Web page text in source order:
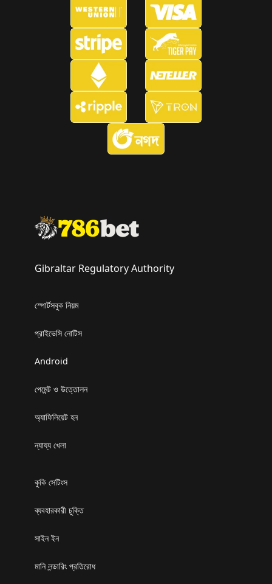
Gibraltar Regulatory Authority
স্পোর্টসবুক নিয়ম
প্রাইভেসি নোটিস
Android
পেমেন্ট ও উত্তোলন
অ্যাফিলিয়েট হন
ন্যায্য খেলা
কুকি সেটিংস
ব্যবহারকারী চুক্তি
সাইন ইন
মানি লন্ডারিং প্রতিরোধ